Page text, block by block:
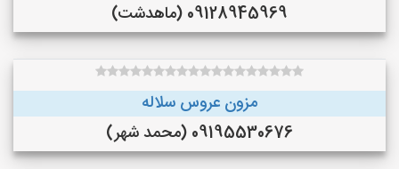
09128945969 (ماهدشت)
مزون عروس سلاله
09195530676 (محمد شهر)